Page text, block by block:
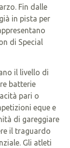
Fin dalle
in pista per
di Special
il livello di
batterie
pari o
eque e
di gareggiare
il traguardo
Gli atleti